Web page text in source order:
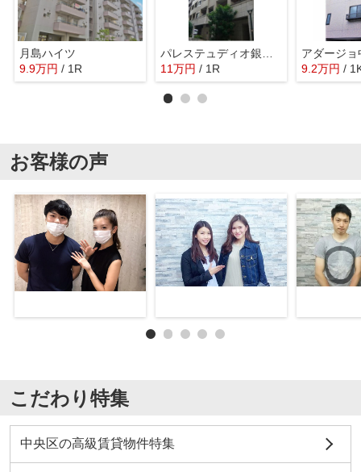
月島ハイツ
9.9万円 / 1R
11万円 / 1R
アダージ
9.2万円 /
お客様の声
こだわり特集
中央区の高級賃貸物件特集